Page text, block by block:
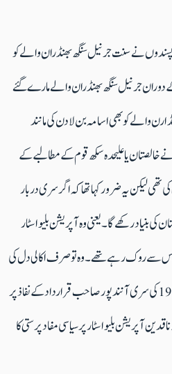
نےسنت جرنیل سنگھ بھنڈران والے کو
کے دوران جرنیل سنگھ بھنڈران والے مارے گئے
والے کو بھی اسامہ بن لادن کی مانند
نے خالصتان یا علیحدہ سکھ قوم کے مطالبے کے
لیکن یہ ضرور کہا تھا کہ اگر سری دربار
بنیاد رکھے گا۔ یعنی وہ آپریشن بلیواسٹار
سے روک رہے تھے۔وہ تو صرف اکالی دل کی
ورکنگ کمیٹی کے ذریعہ منظور کردہ 1973 کی سری آنند پور صاحب قرارداد کے نفاذ پر
آپریشن بلیو اسٹار پر سیاسی مفادپرستی کا